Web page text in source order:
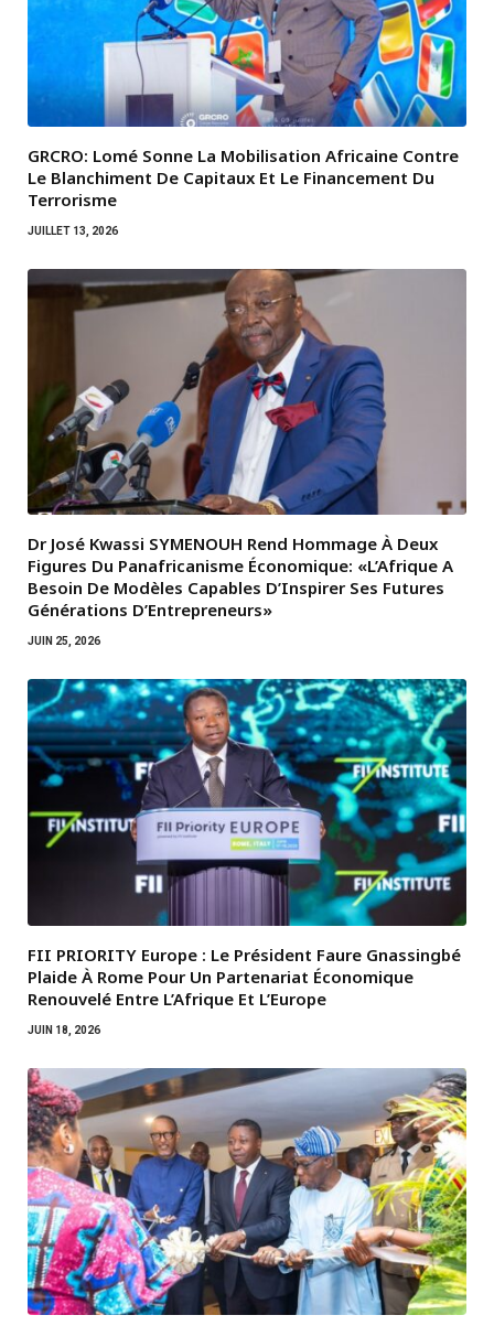
GRCRO: Lomé Sonne La Mobilisation Africaine Contre
Le Blanchiment De Capitaux Et Le Financement Du
Terrorisme
JUILLET 13, 2026
Dr José Kwassi SYMENOUH Rend Hommage À Deux
Figures Du Panafricanisme Économique: «L’Afrique A
Besoin De Modèles Capables D’Inspirer Ses Futures
Générations D’Entrepreneurs»
JUIN 25, 2026
FII PRIORITY Europe : Le Président Faure Gnassingbé
Plaide À Rome Pour Un Partenariat Économique
Renouvelé Entre L’Afrique Et L’Europe
JUIN 18, 2026